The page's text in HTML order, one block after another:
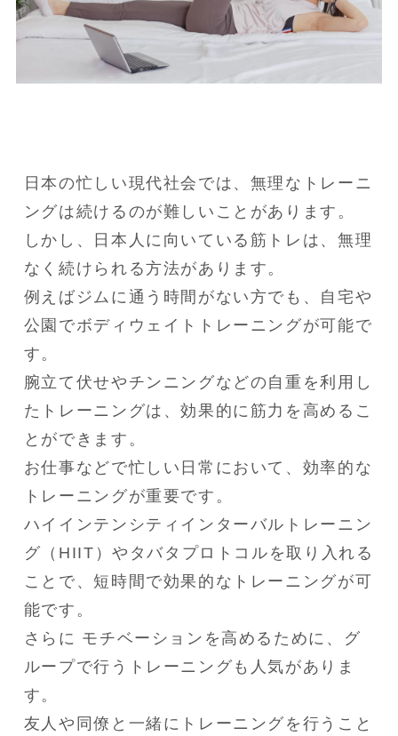
日本の忙しい現代社会では、無理なトレーニ
ングは続けるのが難しいことがあります。
しかし、日本人に向いている筋トレは、無理
なく続けられる方法があります。
例えばジムに通う時間がない方でも、自宅や
公園でボディウェイトトレーニングが可能で
す。
腕立て伏せやチンニングなどの自重を利用し
たトレーニングは、効果的に筋力を高めるこ
とができます。
お仕事などで忙しい日常において、効率的な
トレーニングが重要です。
ハイインテンシティインターバルトレーニン
グ（HIIT）やタバタプロトコルを取り入れる
ことで、短時間で効果的なトレーニングが可
能です。
さらに モチベーションを高めるために、グ
ループで行うトレーニングも人気がありま
す。
友人や同僚と一緒にトレーニングを行うこと